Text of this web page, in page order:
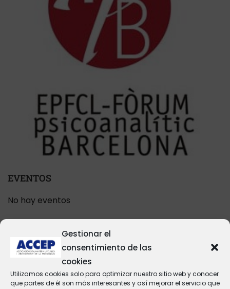
Gestionar el
consentimiento de las
cookies
Utilizamos cookies solo para optimizar nuestro sitio web y conocer
que partes de él son más interesantes y así mejorar el servicio que
EVENTOS
No hay eventos
CATEGORÍAS DEL BLOG
Comunicación(2)
Estructuras clínicas(3)